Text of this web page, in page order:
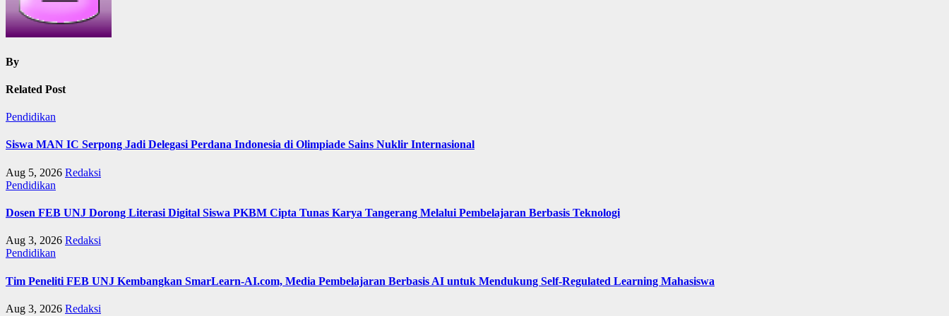
By
Related Post
Pendidikan
Siswa MAN IC Serpong Jadi Delegasi Perdana Indonesia di Olimpiade Sains Nuklir Internasional
Aug 5, 2026 Redaksi
Pendidikan
Dosen FEB UNJ Dorong Literasi Digital Siswa PKBM Cipta Tunas Karya Tangerang Melalui Pembelajaran Berbasis Teknologi
Aug 3, 2026 Redaksi
Pendidikan
Tim Peneliti FEB UNJ Kembangkan SmarLearn-AI.com, Media Pembelajaran Berbasis AI untuk Mendukung Self-Regulated Learning Mahasiswa
Aug 3, 2026 Redaksi